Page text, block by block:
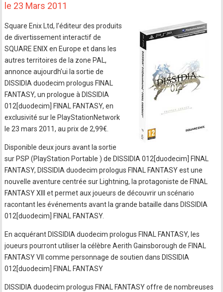
le 23 Mars 2011
Square Enix Ltd, l’éditeur des produits
de divertissement interactif de
SQUARE ENIX en Europe et dans les
autres territoires de la zone PAL,
annonce aujourdh’ui la sortie de
DISSIDIA duodecim prologus FINAL
FANTASY, un prologue à DISSIDIA
012[duodecim] FINAL FANTASY, en
exclusivité sur le PlayStationNetwork
le 23 mars 2011, au prix de 2,99€.
Disponible deux jours avant la sortie
sur PSP (PlayStation Portable ) de DISSIDIA 012[duodecim] FINAL
FANTASY, DISSIDIA duodecim prologus FINAL FANTASY est une
nouvelle aventure centrée sur Lightning, la protagoniste de FINAL
FANTASY XIII et permet aux joueurs de découvrir un scénario
racontant les événements avant la grande bataille dans DISSIDIA
012[duodecim] FINAL FANTASY.
En acquérant DISSIDIA duodecim prologus FINAL FANTASY, les
joueurs pourront utiliser la célèbre Aerith Gainsborough de FINAL
FANTASY VII comme personnage de soutien dans DISSIDIA
012[duodecim] FINAL FANTASY
DISSIDIA duodecim prologus FINAL FANTASY offre de nombreuses